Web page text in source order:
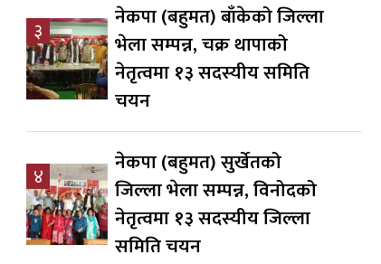
३
नेकपा (बहुमत) बाँकेको जिल्ला
भेला सम्पन्न, चक्र थापाको
नेतृत्वमा १३ सदस्यीय समिति
चयन
४
नेकपा (बहुमत) सुर्खेतको
जिल्ला भेला सम्पन्न, विनोदको
नेतृत्वमा १३ सदस्यीय जिल्ला
समिति चयन